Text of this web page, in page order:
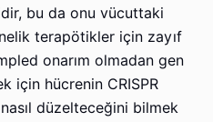
bu da onu vücuttaki
terapötikler için zayıf
onarım olmadan gen
için hücrenin CRISPR
düzelteceğini bilmek